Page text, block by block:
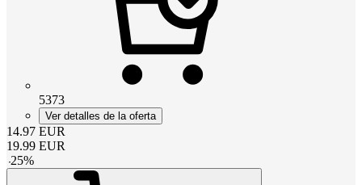
5373
Ver detalles de la oferta
14.97 EUR
19.99 EUR
-25%